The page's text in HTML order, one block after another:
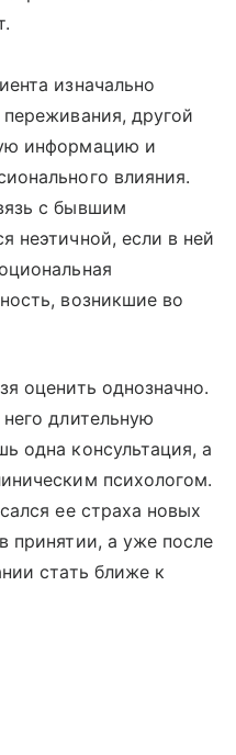
изначально
другой
информацию и
влияния.
с бывшим
неэтичной, если в ней
возникшие во
оценить однозначно.
длительную
одна консультация, а
психологом.
ее страха новых
принятии, а уже после
стать ближе к